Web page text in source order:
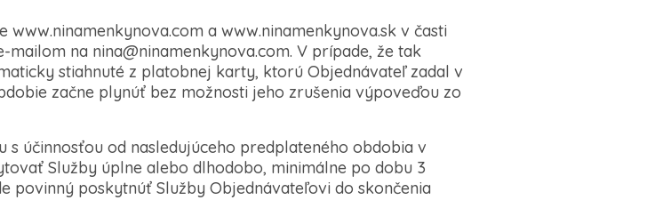
a www.ninamenkynova.sk v časti
na nina@ninamenkynova.com. V prípade, že tak
stiahnuté z platobnej karty, ktorú Objednávateľ zadal v
začne plynúť bez možnosti jeho zrušenia výpoveďou zo
účinnosťou od nasledujúceho predplateného obdobia v
Služby úplne alebo dlhodobo, minimálne po dobu 3
povinný poskytnúť Služby Objednávateľovi do skončenia